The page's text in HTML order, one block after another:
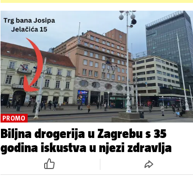
PROMO
Biljna drogerija u Zagrebu s 35
godina iskustva u njezi zdravlja